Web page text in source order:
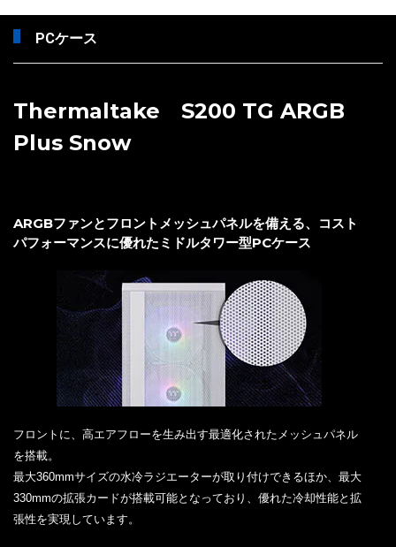
PCケース
Thermaltake S200 TG ARGB
Plus Snow
ARGBファンとフロントメッシュパネルを備える、コスト
パフォーマンスに優れたミドルタワー型PCケース
フロントに、高エアフローを生み出す最適化されたメッシュパネル
を搭載。
最大360mmサイズの水冷ラジエーターが取り付けできるほか、最大
330mmの拡張カードが搭載可能となっており、優れた冷却性能と拡
張性を実現しています。